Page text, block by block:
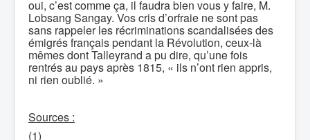
oui, c’est comme ça, il faudra bien vous y faire, M.
Lobsang Sangay. Vos cris d’orfraie ne sont pas
sans rappeler les récriminations scandalisées des
émigrés français pendant la Révolution, ceux-là
mêmes dont Talleyrand a pu dire, qu’une fois
rentrés au pays après 1815, « ils n’ont rien appris,
ni rien oublié. »
Sources :
(1)